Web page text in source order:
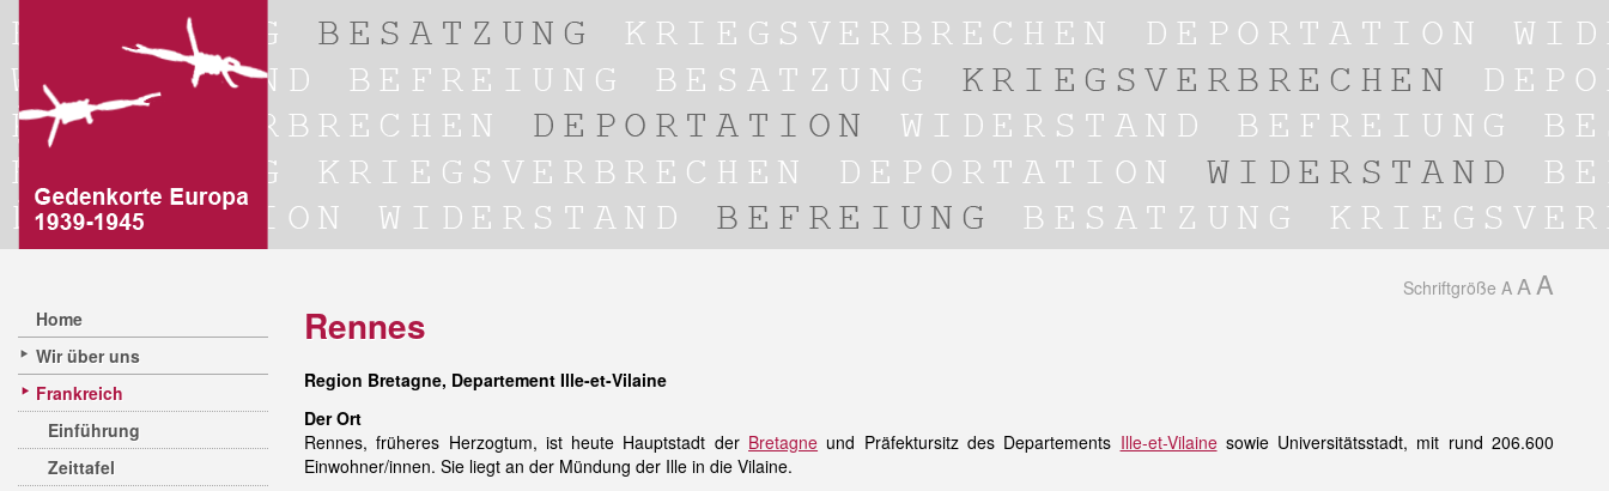
Home
Wir über uns
Frankreich
Einführung
Zeittafel
Schriftgröße A A A
Rennes
Region Bretagne, Departement Ille-et-Vilaine
Der Ort
Rennes, früheres Herzogtum, ist heute Hauptstadt der Bretagne und Präfektursitz des Departements Ille-et-Vilainesowie Universitätsstadt, mit rund 206.600
Einwohner/innen. Sie liegt an der Mündung der Ille in die Vilaine.